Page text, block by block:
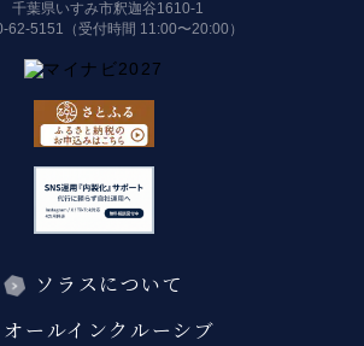
葉県いすみ市釈迦谷1610-1
62-5151（受付時間 11:00〜20:00）
ソラスについて
オールインクルーシブ